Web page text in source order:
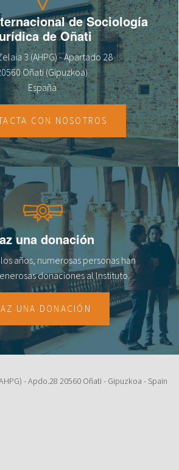
de Sociología
de Oñati
3 (AHPG) - Apartado 28
Oñati (Gipuzkoa)
España
CON NOSOTROS
una donación
años, numerosas personas han
donaciones al lnstituto.
UNA DONACIÓN
- Apdo.28 20560 Oñati - Gipuzkoa - Spain